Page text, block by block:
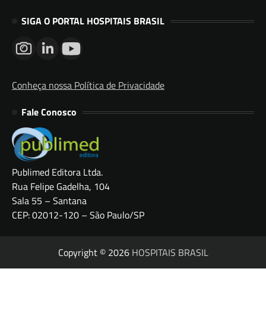
SIGA O PORTAL HOSPITAIS BRASIL
Conheça nossa Política de Privacidade
Fale Conosco
Publimed Editora Ltda.
Rua Felipe Gadelha, 104
Sala 55 – Santana
CEP: 02012-120 – São Paulo/SP
Copyright © 2026 HOSPITAIS BRASIL